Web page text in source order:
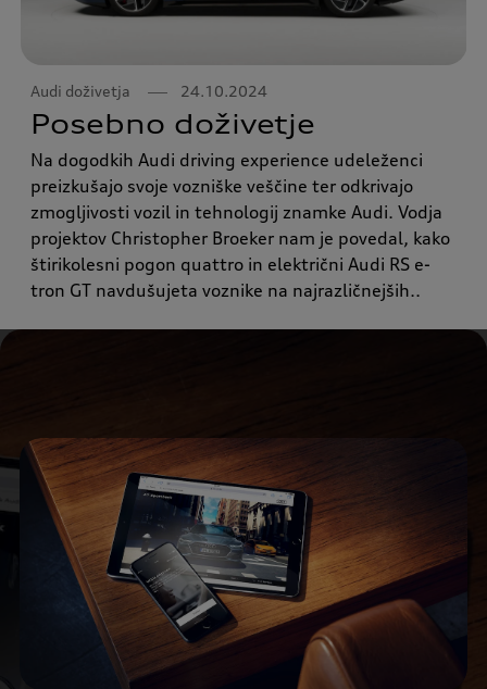
Audi doživetja 24.10.2024
Posebno doživetje
Na dogodkih Audi driving experience udeleženci
preizkušajo svoje vozniške veščine ter odkrivajo
zmogljivosti vozil in tehnologij znamke Audi. Vodja
projektov Christopher Broeker nam je povedal, kako
štirikolesni pogon quattro in električni Audi RS e-
tron GT navdušujeta voznike na najrazličnejših..